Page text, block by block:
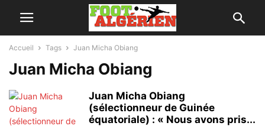
Accueil Tags Juan Micha Obiang
Juan Micha Obiang
Juan Micha Obiang
(sélectionneur de Guinée
équatoriale) : « Nous avons pris...